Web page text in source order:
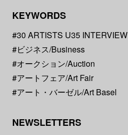
KEYWORDS
#30 ARTISTS U35 INTERVIEW
#ビジネス/Business
#オークション/Auction
#アートフェア/Art Fair
#アート・バーゼル/Art Basel
NEWSLETTERS